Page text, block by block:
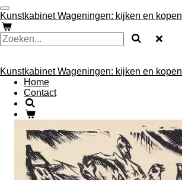
Ga
direct
naar
de
Kunstkabinet Wageningen: kijken en kopen
Kunstkabinet Wageningen: kijken en kopen
Home
Contact